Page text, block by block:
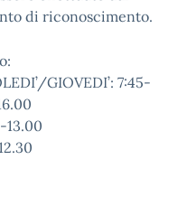
di riconoscimento.
GIOVEDI’: 7:45-
13.00